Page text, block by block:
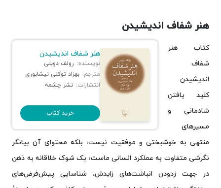
هنر شفاف اندیشیدن
هنر شفاف اندیشیدن
نویسنده: رولف دوبلی
مترجم: بهزاد توکلی نیشابوری
انتشارات: نشر چشمه
خرید کتاب
کتاب هنر
شفاف
اندیشیدن
کلید یافتن
شادمانی و
مسیرهای
منتهی به خوشبختی و موفقیت نیست، بلکه محتوای آن بیانگر
نگرشی متفاوت به عملکرد انسانی ماست؛ یک شوک خلاقانه به ذهن
در جهت زدودن انباشت‌های زایدش، شناسایی پیش‌فرض‌های